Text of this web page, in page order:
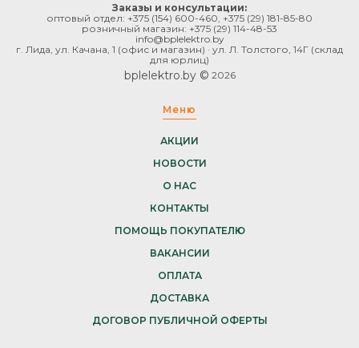
Заказы и консультации:
оптовый отдел: +375 (154) 600-460 +375 (29) 181-85-80
розничный магазин: +375 (29) 114-48-53
info@bplelektro.by
г. Лида, ул. Качана, 1 (офис и магазин) · ул. Л. Толстого, 14Г (склад
для юрлиц)
bplelektro.by © 2026
Меню
АКЦИИ
НОВОСТИ
О НАС
КОНТАКТЫ
ПОМОЩЬ ПОКУПАТЕЛЮ
ВАКАНСИИ
ОПЛАТА
ДОСТАВКА
ДОГОВОР ПУБЛИЧНОЙ ОФЕРТЫ